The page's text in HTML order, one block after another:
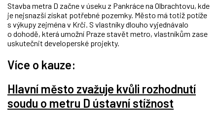
Stavba metra D začne v úseku z Pankráce na Olbrachtovu, kde
je nejsnazší získat potřebné pozemky. Město má totiž potíže
s výkupy zejména v Krči. S vlastníky dlouho vyjednávalo
o dohodě, která umožní Praze stavět metro, vlastníkům zase
uskutečnit developerské projekty.
Více o kauze:
Hlavní město zvažuje kvůli rozhodnutí
soudu o metru D ústavní stížnost